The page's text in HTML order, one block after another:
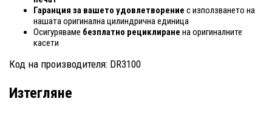
Гаранция за вашето удовлетворение с използването на
нашата оригинална цилиндрична единица
Осигуряваме безплатно рециклиране на оригиналните
касети
Код на производителя: DR3100
Изтегляне